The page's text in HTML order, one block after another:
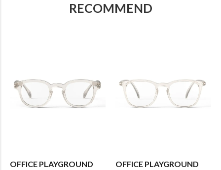
RECOMMEND
OFFICE PLAYGROUND
OFFICE PLAYGROUND